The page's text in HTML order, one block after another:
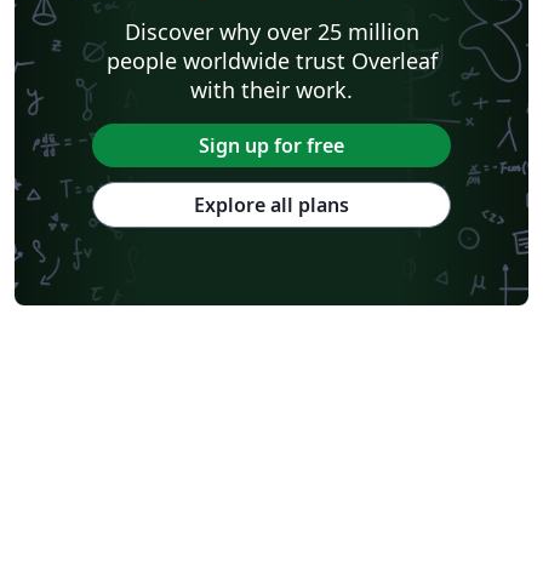
Discover why over 25 million
people worldwide trust Overleaf
with their work.
Sign up for free
Explore all plans